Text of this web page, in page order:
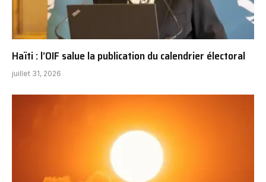
Haïti : l’OIF salue la publication du calendrier électoral
juillet 31, 2026